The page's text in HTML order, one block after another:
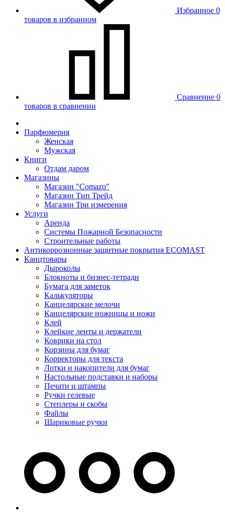
Избранное 0
товаров в избранном
Сравнение 0
товаров в сравнении
Парфюмерия
Женская
Мужская
Книги
Отдам даром
Магазины
Магазин "Comazo"
Магазин Тип Трейд
Магазин Три измерения
Услуги
Аренда
Системы Пожарной Безопасности
Строительные работы
Антикоррозионные защитные покрытия ECOMAST
Канцтовары
Дыроколы
Блокноты и бизнес-тетради
Бумага для заметок
Калькуляторы
Канцелярские мелочи
Канцелярские ножницы и ножи
Клей
Клейкие ленты и держатели
Коврики на стол
Корзины для бумаг
Корректоры для текста
Лотки и накопители для бумаг
Настольные подставки и наборы
Печати и штампы
Ручки гелевые
Степлеры и скобы
Файлы
Шариковые ручки